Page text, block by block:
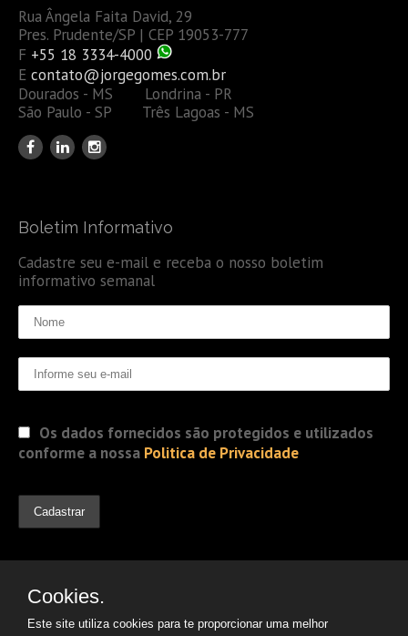
Rua Ângela Faita David, 29
Pres. Prudente/SP | CEP 19053-777
F +55 18 3334-4000
E contato@jorgegomes.com.br
Dourados - MS Londrina - PR
São Paulo - SP Três Lagoas - MS
Boletim Informativo
Cadastre seu e-mail e receba o nosso boletim
informativo semanal
Os dados fornecidos são protegidos e utilizados
conforme a nossa Politica de Privacidade
Cookies.
Este site utiliza cookies para te proporcionar uma melhor